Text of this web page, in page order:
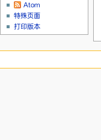
Atom
特殊页面
打印版本